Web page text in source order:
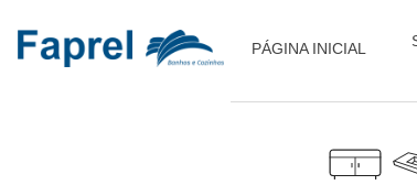
PÁGINA INICIAL